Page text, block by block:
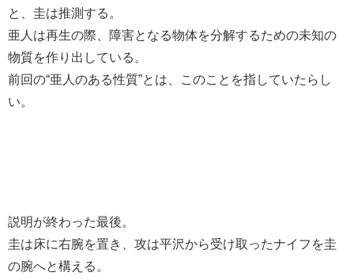
と、圭は推測する。
亜人は再生の際、障害となる物体を分解するための未知の
物質を作り出している。
前回の“亜人のある性質”とは、このことを指していたらし
い。
説明が終わった最後。
圭は床に右腕を置き、攻は平沢から受け取ったナイフを圭
の腕へと構える。